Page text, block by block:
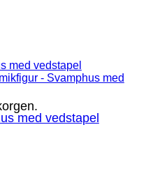
med vedstapel